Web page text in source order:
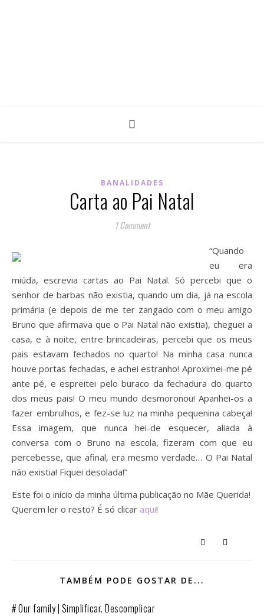
BANALIDADES
Carta ao Pai Natal
1 Comment
“Quando
eu era
miúda, escrevia cartas ao Pai Natal. Só percebi que o
senhor de barbas não existia, quando um dia, já na escola
primária (e depois de me ter zangado com o meu amigo
Bruno que afirmava que o Pai Natal não existia), cheguei a
casa, e à noite, entre brincadeiras, percebi que os meus
pais estavam fechados no quarto! Na minha casa nunca
houve portas fechadas, e achei estranho! Aproximei-me pé
ante pé, e espreitei pelo buraco da fechadura do quarto
dos meus pais! O meu mundo desmoronou! Apanhei-os a
fazer embrulhos, e fez-se luz na minha pequenina cabeça!
Essa imagem, que nunca hei-de esquecer, aliada à
conversa com o Bruno na escola, fizeram com que eu
percebesse, que afinal, era mesmo verdade… O Pai Natal
não existia! Fiquei desolada!”
Este foi o início da minha última publicação no Mãe Querida!
Querem ler o resto? É só clicar aqui!
TAMBÉM PODE GOSTAR DE...
# Our family | Simplificar. Descomplicar